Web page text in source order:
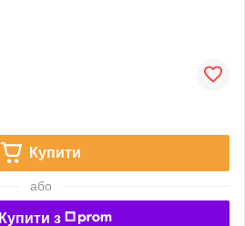
Купити
або
Купити з